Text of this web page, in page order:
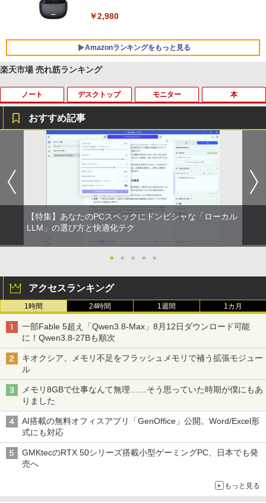
￥2,980
Amazonランキングをもっと見る
BRUCE WAYNE feat. Flo Milli, ATL Jacob
[Explicit]
￥250
BRUCE WAYNE feat. Flo Milli, ATL Jacob
[Explicit]
￥250
On My Road (Stadium ver.)
On My Road (Stadium ver.)
￥250
BUGS LIFE
￥250
【Amazon.co.jp限定】 い・ろ・は・す 2L P
ET ラベルレス ×8本
￥1,112
by Amazon 天然水 ラベルレス 500ml ×24本
富士山の天然水 バナジウム含有 水 ミネラル
ウォーター ペットボトル 静岡県産 500ミリリ
ットル (Smart Basic)
￥1,380
by Amazon 炭酸水 ラベルレス 500ml ×24本
art Basic)
￥1,625
by Amazon 天然水ラベルレス 2L×9本
￥1,117
ベルレス 650mlPET×24本
薬屋のひとりごと 17巻 (デジタル版ビッグガ
ンガンコミックス)
￥770
異世界居酒屋「のぶ」(22) (角川コミックス・
エース)
￥832
ONE PIECE モノクロ版 115 (ジャンプコミッ
クスDIGITAL)
￥594
HUNTER×HUNTER モノクロ版 39 (ジャンプ
コミックスDIGITAL)
￥572
スーパーの裏でヤニ吸うふたり 9巻 (デジタル
￥810
楽天市場 売れ筋ランキング
ノート
中古ノートパソコン 新生活セット 2026
Windows11搭載 Office付き 15.6型 大手
メーカー 第6〜8世代 Core i3/i5 メモリ8
GB SSD最大1TB 高速SSD搭載 初期設定
済み テレワーク応援 在宅勤務 学生向け
FU25-repc ノートPC 中古パソコン
￥13,900
＼8月限定エントリーでP10倍／【中古】
Lenovo レノボ ThinkPad L390 20NSS2
5A00 Core i5 8世代 メモリー8GB 高速S
SD256GB 整備済み品 pc win11 os 中古
パソコン すぐ使える オフィス付きPC 送
￥22,770
3
ノートパソコン Surface Pro 5 高性能第
7世代Core i5-7300U WEBカメラ内蔵 Wi
2.3型 2K液晶(2560x1440) Wi-Fi Mini-D
P Bluetooth SurfaceConnect USB3.0
￥24,890
MS Office 2024 H&B 搭載｜中古ノート
デスクトップ
【訳あり品】中古パソコン | NEC | Mate
MKM34B-1 | Windows11 | デスクトップ
| 一年保証 | 第7世代 | Core i5 7500 3.4
(〜最大3.8)GHz | MEM:8GB | SSD:256G
B | DVD-ROM | 無線LAN:あり | Win11Pr
o64bit
￥10,000
【マラソンセール期間中ポイント5倍】中
Windows11 高速SSD128GB メモリ8GB
Type-C DisplayPort Lenovo ThinkStat
ion P330 初期設定済 すぐ使える 90日保
証 送料無料
￥12,980
ャンス】GMKtec ミニpc G3S【Intel N9
5 DDR4 8GB 256GB/512GB SSD】 4コ
最大3.4GHz WIFI5 BT5.0 小型 M.2 2242
ミニパソコン 2画面 超静音 超軽量 高性
ト
モニター
【500円クーポン＋ポイント最大31.5%還
元！】モバイルモニター 15.6 インチ FH
D 1920×1080 1080P Fast IPS パネル 非
光沢 1000:1 高コントラスト 超軽量 600
g スピーカー内蔵 Type-C/HDMI 接続 PS
5/Switch/PC/スマホ対応
￥8,490
Dell モニター 19インチ P1917S IPSパネ
高さ調整 中古ディスプレイ
￥8,800
【楽天1位!1,600円OFFクーポン 8/4 20:
00-8/11 01:59】Xiaomi Monitor A24i 20
26 ディスプレイ 1080P 23.8インチ 144
万色 300nits ΔE＜1 低ブルーライト 大
画面 TÜV認証 目にやさしい 調整可能な
￥12,580
P1.4 sRGB128％ IPS Adaptive-Sync ブ
本
【送料無料】感動する地図帖 世界って面
白い!となる100テーマ／イアン・ライト
／Infographic．ly／片山美佳子
￥2,420
誤謬論入門[本/雑誌] 優れた議論の実践ガ
卓三/監訳 今村真由子/訳
3
Aランクパーティを離脱した俺は、元教
え子たちと迷宮深部を目指す。（13）
【電子書籍】[ ユーリ ]
￥792
★8月中旬発送予定★ 宇宙兄弟 全巻セ
乙女ゲー世界はモブに厳しい世界です
【共和国編】 02 【電子書籍】[ 三
おすすめ記事
【特集】あなたのPCスペックにドンピシャな「ローカル
LLM」の選び方と快適化テク
● ● ● ● ●
アクセスランキング
1時間 24時間 1週間 1カ月
一部Fable 5超え「Qwen3.8-Max」8月12日ダウンロード可能
に！Qwen3.8-27Bも順次
キオクシア、メモリ不足をフラッシュメモリで補う拡張モジュー
ル
メモリ8GBで仕事なんて無理……そう思っていた時期が僕にもあ
りました
AI搭載の無料オフィスアプリ「GenOffice」公開。Word/Excel形
式にも対応
GMKtecのRTX 50シリーズ搭載小型ゲーミングPC、日本でも発
売へ
もっと見る